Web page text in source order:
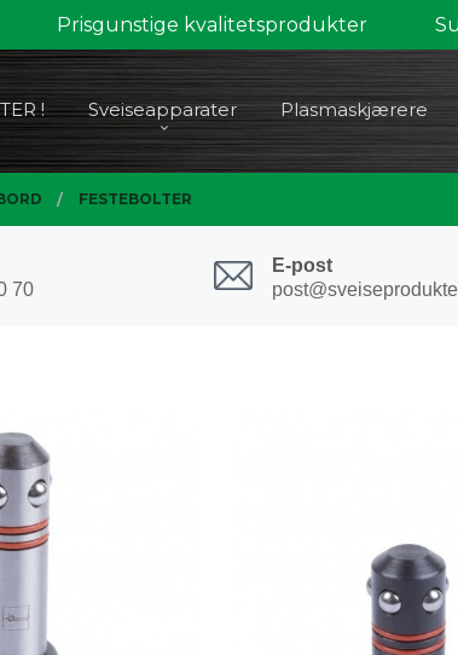
Prisgunstige kvalitetsprodukter
! Sveiseapparater Plasmaskjærere
FESTEBOLTER
70
E-post